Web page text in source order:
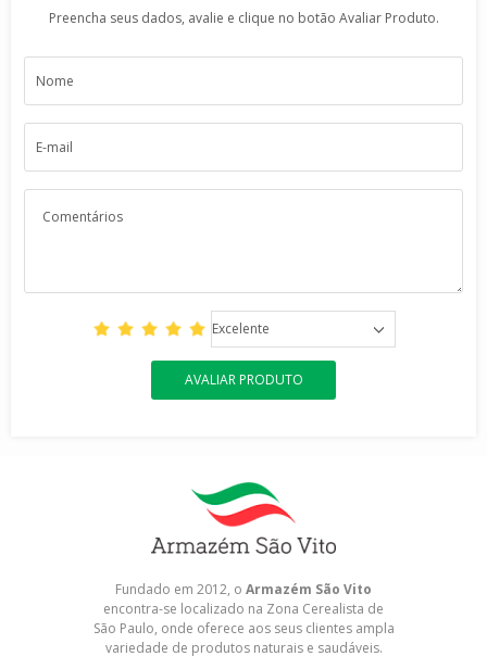
Preencha seus dados, avalie e clique no botão Avaliar Produto.
Excelente
AVALIAR PRODUTO
Fundado em 2012, o Armazém São Vito
encontra-se localizado na Zona Cerealista de
São Paulo, onde oferece aos seus clientes ampla
variedade de produtos naturais e saudáveis.